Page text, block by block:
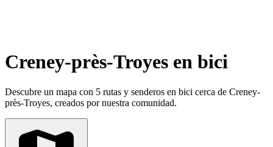
Creney-près-Troyes en bici
Descubre un mapa con 5 rutas y senderos en bici cerca de Creney-
près-Troyes, creados por nuestra comunidad.